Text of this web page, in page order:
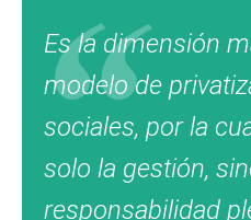
Es la dimensión
modelo de
sociales, por la
solo la gestión,
responsabilidad